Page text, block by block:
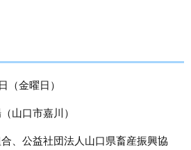
（金曜日）
山口市嘉川）
、公益社団法人山口県畜産振興協